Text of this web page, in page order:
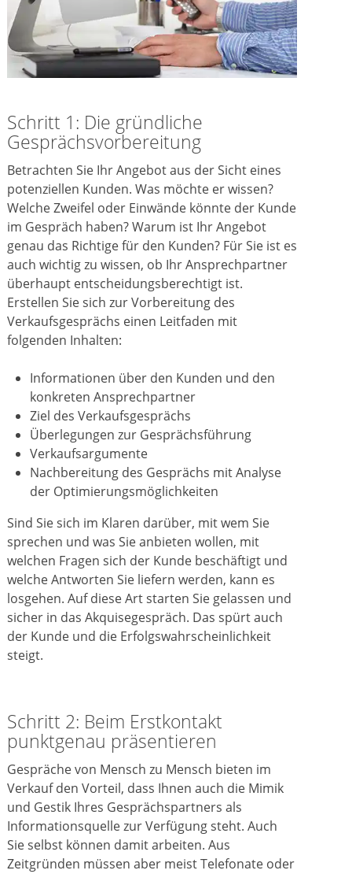
Schritt 1: Die gründliche
Gesprächsvorbereitung
Betrachten Sie Ihr Angebot aus der Sicht eines
potenziellen Kunden. Was möchte er wissen?
Welche Zweifel oder Einwände könnte der Kunde
im Gespräch haben? Warum ist Ihr Angebot
genau das Richtige für den Kunden? Für Sie ist es
auch wichtig zu wissen, ob Ihr Ansprechpartner
überhaupt entscheidungsberechtigt ist.
Erstellen Sie sich zur Vorbereitung des
Verkaufsgesprächs einen Leitfaden mit
folgenden Inhalten:
Informationen über den Kunden und den
konkreten Ansprechpartner
Ziel des Verkaufsgesprächs
Überlegungen zur Gesprächsführung
Verkaufsargumente
Nachbereitung des Gesprächs mit Analyse
der Optimierungsmöglichkeiten
Sind Sie sich im Klaren darüber, mit wem Sie
sprechen und was Sie anbieten wollen, mit
welchen Fragen sich der Kunde beschäftigt und
welche Antworten Sie liefern werden, kann es
losgehen. Auf diese Art starten Sie gelassen und
sicher in das Akquisegespräch. Das spürt auch
der Kunde und die Erfolgswahrscheinlichkeit
steigt.
Schritt 2: Beim Erstkontakt
punktgenau präsentieren
Gespräche von Mensch zu Mensch bieten im
Verkauf den Vorteil, dass Ihnen auch die Mimik
und Gestik Ihres Gesprächspartners als
Informationsquelle zur Verfügung steht. Auch
Sie selbst können damit arbeiten. Aus
Zeitgründen müssen aber meist Telefonate oder